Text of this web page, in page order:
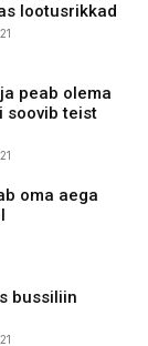
lootusrikkad
peab olema
soovib teist
oma aega
bussiliin